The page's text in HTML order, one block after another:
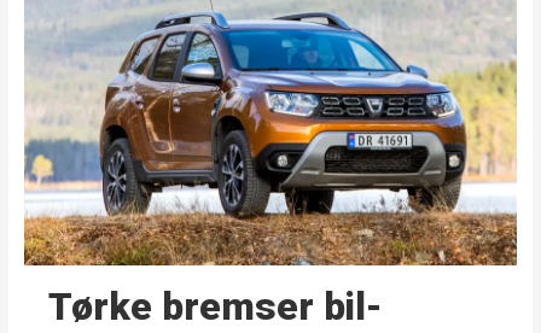
Tørke bremser bil­